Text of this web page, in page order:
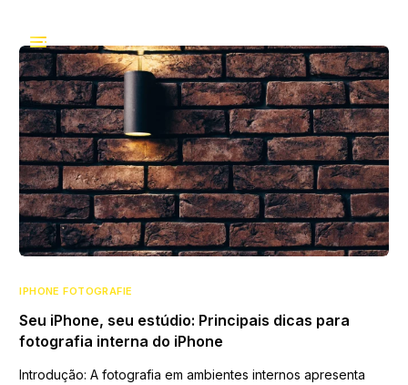
IPHONE FOTOGRAFIE
Seu iPhone, seu estúdio: Principais dicas para
fotografia interna do iPhone
Introdução: A fotografia em ambientes internos apresenta